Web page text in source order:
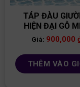
TÁP ĐÀU
HIỆN ĐẠI GỖ
TĐG12
Giá: 900,000
THÊM VÀO